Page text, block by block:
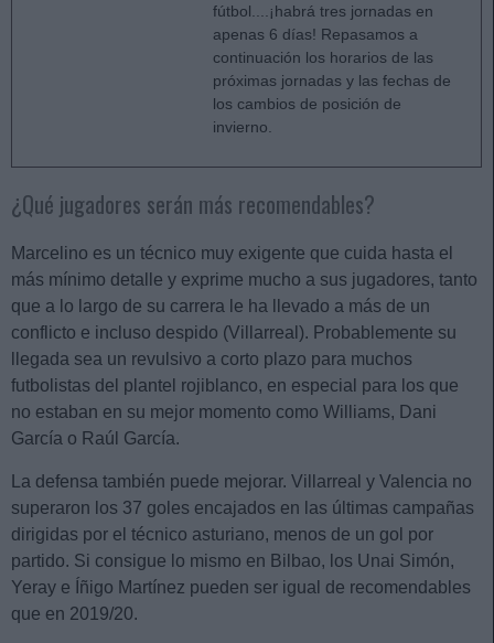
fútbol....¡habrá tres jornadas en
apenas 6 días! Repasamos a
continuación los horarios de las
próximas jornadas y las fechas de
los cambios de posición de
invierno.
¿Qué jugadores serán más recomendables?
Marcelino es un técnico muy exigente que cuida hasta el
más mínimo detalle y exprime mucho a sus jugadores, tanto
que a lo largo de su carrera le ha llevado a más de un
conflicto e incluso despido (Villarreal). Probablemente su
llegada sea un revulsivo a corto plazo para muchos
futbolistas del plantel rojiblanco, en especial para los que
no estaban en su mejor momento como Williams, Dani
García o Raúl García.
La defensa también puede mejorar. Villarreal y Valencia no
superaron los 37 goles encajados en las últimas campañas
dirigidas por el técnico asturiano, menos de un gol por
partido. Si consigue lo mismo en Bilbao, los Unai Simón,
Yeray e Íñigo Martínez pueden ser igual de recomendables
que en 2019/20.